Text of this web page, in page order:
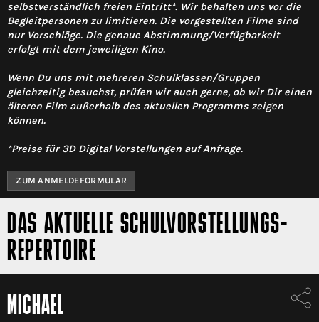
selbstverständlich freien Eintritt*. Wir behalten uns vor die
Begleitpersonen zu limitieren. Die vorgestellten Filme sind
nur Vorschläge. Die genaue Abstimmung/Verfügbarkeit
erfolgt mit dem jeweiligen Kino.
Wenn Du uns mit mehreren Schulklassen/Gruppen
gleichzeitig besuchst, prüfen wir auch gerne, ob wir Dir einen
älteren Film außerhalb des aktuellen Programms zeigen
können.
*Preise für 3D Digital Vorstellungen auf Anfrage.
ZUM ANMELDEFORMULAR
DAS AKTUELLE SCHULVORSTELLUNGS-
REPERTOIRE
MICHAEL